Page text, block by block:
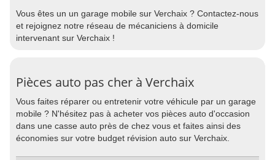
Vous êtes un un garage mobile sur Verchaix ? Contactez-nous
et rejoignez notre réseau de mécaniciens à domicile
intervenant sur Verchaix !
Pièces auto pas cher à Verchaix
Vous faites réparer ou entretenir votre véhicule par un garage
mobile ? N'hésitez pas à acheter vos pièces auto d'occasion
dans une casse auto près de chez vous et faites ainsi des
économies sur votre budget révision auto sur Verchaix.